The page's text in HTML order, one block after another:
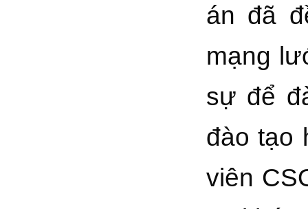
án đã
mạng
sự để
đào tạo
viên